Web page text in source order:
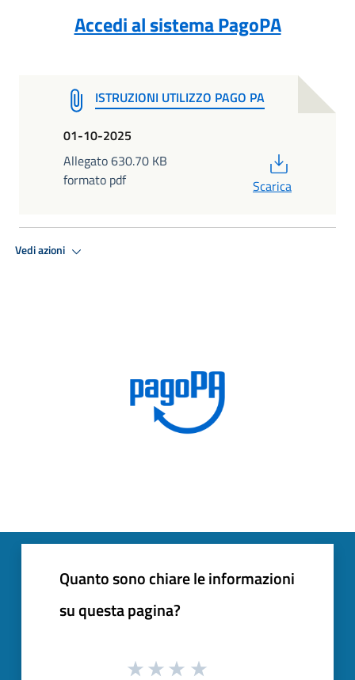
Accedi al sistema PagoPA
ISTRUZIONI UTILIZZO PAGO PA
01-10-2025
Allegato 630.70 KB
formato pdf
Scarica
Vedi azioni
Quanto sono chiare le informazioni
su questa pagina?